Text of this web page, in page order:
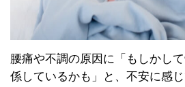
腰痛や不調の原因に「もしかし
係しているかも」と、不安に感